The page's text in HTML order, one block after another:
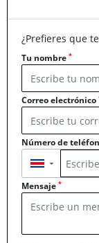
¿Prefieres que
Tu nombre *
Correo electrónico
Número de
▼
Mensaje *